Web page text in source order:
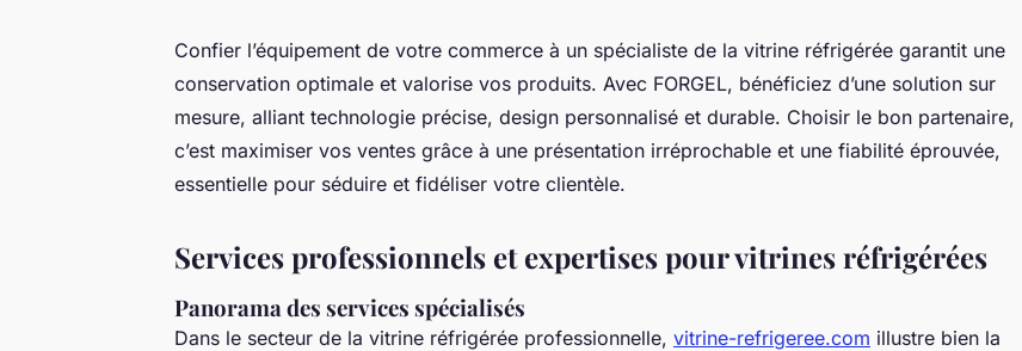
Confier l’équipement de votre commerce à un spécialiste de la vitrine réfrigérée garantit une
conservation optimale et valorise vos produits. Avec FORGEL, bénéficiez d’une solution sur
mesure, alliant technologie précise, design personnalisé et durable. Choisir le bon partenaire,
c’est maximiser vos ventes grâce à une présentation irréprochable et une fiabilité éprouvée,
essentielle pour séduire et fidéliser votre clientèle.
Services professionnels et expertises pour vitrines réfrigérées
Panorama des services spécialisés
Dans le secteur de la vitrine réfrigérée professionnelle, vitrine-refrigeree.com illustre bien la